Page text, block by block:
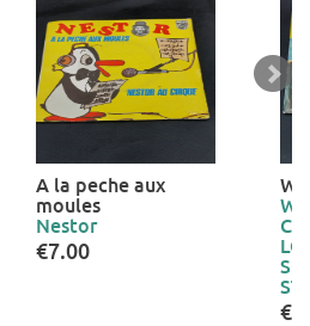
A la peche aux
moules
Nestor
€7.00
Cl.